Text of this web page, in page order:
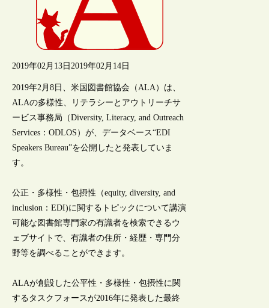
2019年02月13日 2019年02月14日
2019年2月8日、米国図書館協会（ALA）は、
ALAの多様性、リテラシーとアウトリーチサ
ービス事務局（Diversity, Literacy, and Outreach
Services：ODLOS）が、データベース“EDI
Speakers Bureau”を公開したと発表していま
す。
公正・多様性・包摂性（equity, diversity, and
inclusion：EDI)に関するトピックについて講演
可能な図書館専門家の有識者を検索できるウ
ェブサイトで、有識者の住所・経歴・専門分
野等を調べることができます。
ALAが創設した公平性・多様性・包摂性に関
するタスクフォースが2016年に発表した最終